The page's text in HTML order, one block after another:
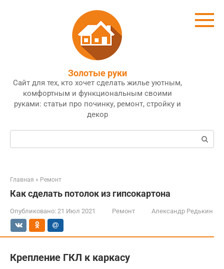
Золотые руки
Сайт для тех, кто хочет сделать жилье уютным,
комфортным и функциональным своими
руками: статьи про починку, ремонт, стройку и
декор
Поиск:
Главная » Ремонт
Как сделать потолок из гипсокартона
Опубликовано: 21 Июл 2021 Ремонт Александр Редькин
Крепление ГКЛ к каркасу